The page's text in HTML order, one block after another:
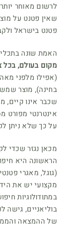
לרשום מאוחר
שאין פטנט על
פטנט בישראל
האמת שונה
מקום בעולם, בכל
(אפילו מלפני
בחינה), מוצר
שכבר אינו קיים,
אינטרנטי
על כך שלא ניתן
מכאן נגזר שכדי
הראשונה היא
(גוגל, מאגרי
מקצועי יש את
במתודולוגיות
בוליאניים, גישה
של ההמצאה